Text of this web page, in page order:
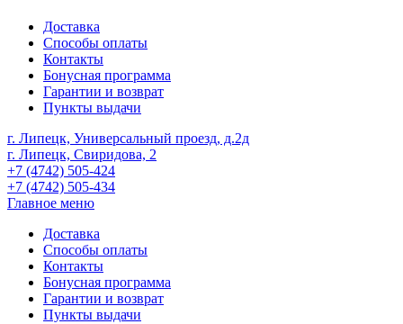
Доставка
Способы оплаты
Контакты
Бонусная программа
Гарантии и возврат
Пункты выдачи
г. Липецк, Универсальный проезд, д.2д
г. Липецк, Свиридова, 2
+7 (4742) 505-424
+7 (4742) 505-434
Главное меню
Доставка
Способы оплаты
Контакты
Бонусная программа
Гарантии и возврат
Пункты выдачи